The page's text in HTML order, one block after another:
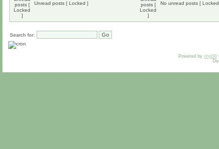
Unread posts [ Locked ] No unread posts [
Search for:
Powered by phpBB